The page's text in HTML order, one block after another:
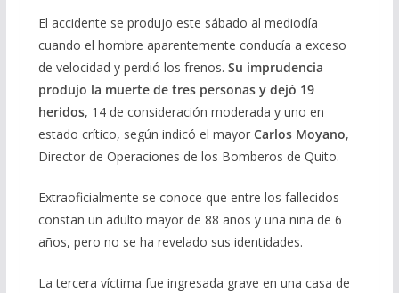
El accidente se produjo este sábado al mediodía
cuando el hombre aparentemente conducía a exceso
de velocidad y perdió los frenos. Su imprudencia
produjo la muerte de tres personas y dejó 19
heridos, 14 de consideración moderada y uno en
estado crítico, según indicó el mayor Carlos Moyano,
Director de Operaciones de los Bomberos de Quito.
Extraoficialmente se conoce que entre los fallecidos
constan un adulto mayor de 88 años y una niña de 6
años, pero no se ha revelado sus identidades.
La tercera víctima fue ingresada grave en una casa de